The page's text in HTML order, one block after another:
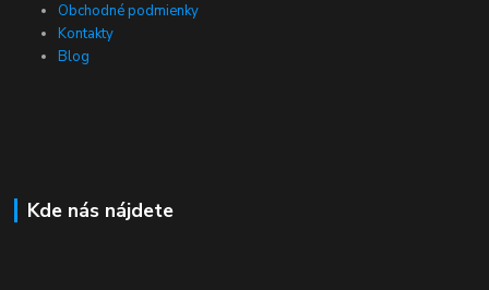
Obchodné podmienky
Kontakty
Blog
Kde nás nájdete